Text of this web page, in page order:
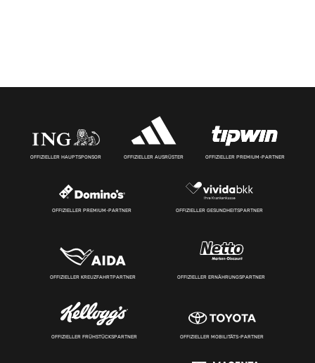
OFFIZIELLER HAUPTSPONSOR OFFIZIELLER AUSRÜSTER OFFIZIELLER PREMIUM-PARTNER
OFFIZIELLER PREMIUM-PARTNER OFFIZIELLER GESUNDHEITSPARTNER
OFFIZIELLER KREUZFAHRTPARTNER OFFIZIELLER ERNÄHRUNGSPARTNER
OFFIZIELLER FRÜHSTÜCKSPARTNER OFFIZIELLER MOBILITÄTS-PARTNER